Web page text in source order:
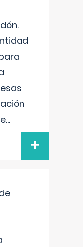
...
+